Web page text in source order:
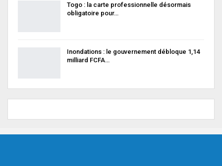
Togo : la carte professionnelle désormais
obligatoire pour…
Inondations : le gouvernement débloque 1,14
milliard FCFA…